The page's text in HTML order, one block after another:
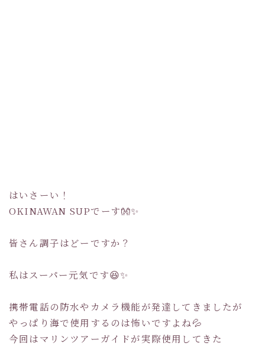
はいさーい！
OKINAWAN SUPでーす👐✨
皆さん調子はどーですか？
私はスーパー元気です😆✨
携帯電話の防水やカメラ機能が発達してきましたが
やっぱり海で使用するのは怖いですよね💦
今回はマリンツアーガイドが実際使用してきた